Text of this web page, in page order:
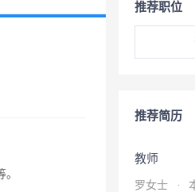
推荐职位
推荐简历
教师
罗女士 ·